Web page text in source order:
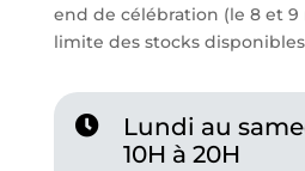
end de célébration (le 8 et 9
limite des stocks
Lundi au
10H à 20H